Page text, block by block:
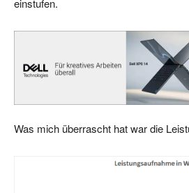
einstufen.
Was mich überrascht hat war die